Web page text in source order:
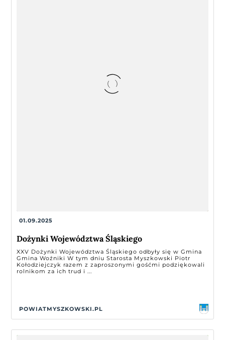
01.09.2025
Dożynki Województwa Śląskiego
XXV Dożynki Województwa Śląskiego odbyły się w Gmina
Gmina Woźniki W tym dniu Starosta Myszkowski Piotr
Kołodziejczyk razem z zaproszonymi gośćmi podziękowali
rolnikom za ich trud i ...
POWIATMYSZKOWSKI.PL